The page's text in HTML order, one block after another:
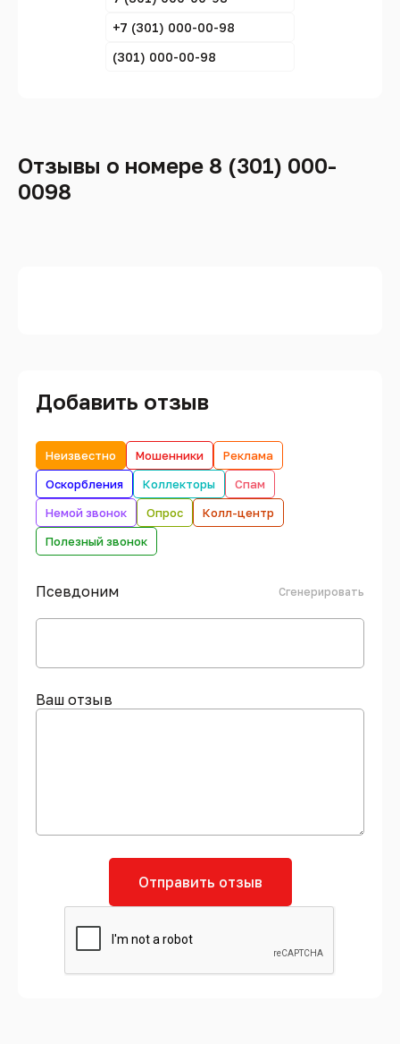
+7 (301) 000-00-98
(301) 000-00-98
Отзывы о номере 8 (301) 000-
0098
Добавить отзыв
Неизвестно Мошенники
Реклама
Оскорбления
Коллекторы
Спам
Немой звонок
Опрос
Колл-центр
Полезный звонок
Псевдоним Сгенерировать
Ваш отзыв
Отправить отзыв